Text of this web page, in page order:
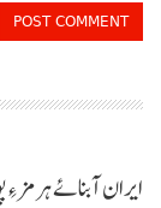
ایران آبنائے ہرمز ءِ پورو